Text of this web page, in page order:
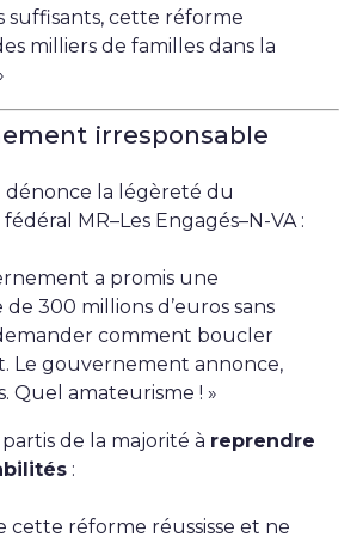
suffisants, cette réforme
milliers de familles dans la
irresponsable
dénonce la légèreté du
MR–Les Engagés–N-VA :
a promis une
300 millions d’euros sans
comment boucler
Le gouvernement annonce,
Quel amateurisme ! »
de la majorité à reprendre
:
cette réforme réussisse et ne